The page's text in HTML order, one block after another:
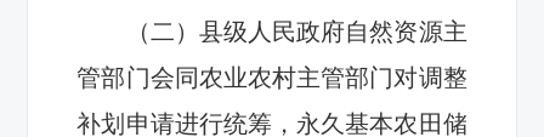
（二） 县级人民政府自然资源主
管部门会同农业农村主管部门对调整
补划申请进行统筹，永久基本农田储